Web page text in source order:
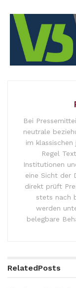
Bei
neutrale
im
Regel
Institutionen
eine Sicht der
direkt prüft
stets nach
werden
belegbare
RelatedPosts